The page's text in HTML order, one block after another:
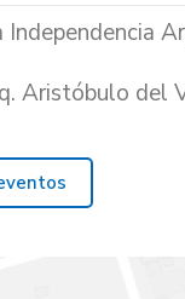
Aristóbulo del